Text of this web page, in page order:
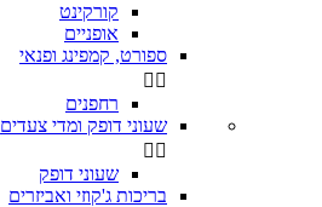
קורקינט
אופניים
ספורט, קמפינג ופנאי
 
רחפנים
שעוני דופק ומדי צעדים
 
שעוני דופק
בריכות ג'קוזי ואביזרים